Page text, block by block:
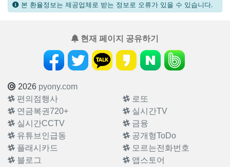
본 환율정보는 제공업체로 받는 정보로 오류가 있을 수 있습니다.
현재 페이지 공유하기
2026 pyony.com
편의점행사
로또
연금복권720+
실시간TV
실시간CCTV
금융
유튜브인급동
공개형ToDo
플래시카드
모르는전화번호
블로그
앱스토어